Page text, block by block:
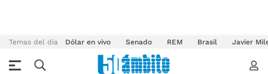
Temas del día Dólar en vivo Senado REM Brasil Javier